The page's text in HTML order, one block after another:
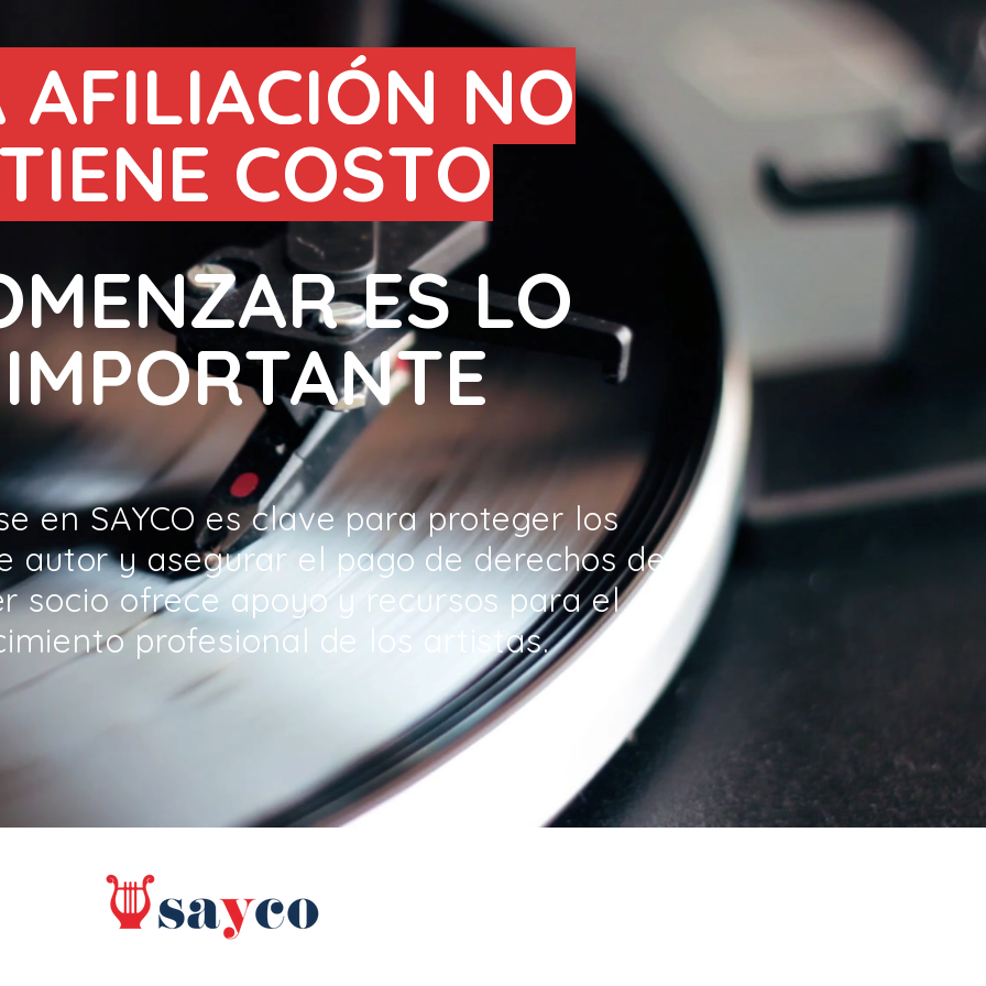
AFILIACIÓN NO
COSTO
ES LO
IMPORTANTE
en SAYCO es clave para proteger los
autor y asegurar el pago de derechos de
socio ofrece apoyo y recursos para el
profesional de los artistas.